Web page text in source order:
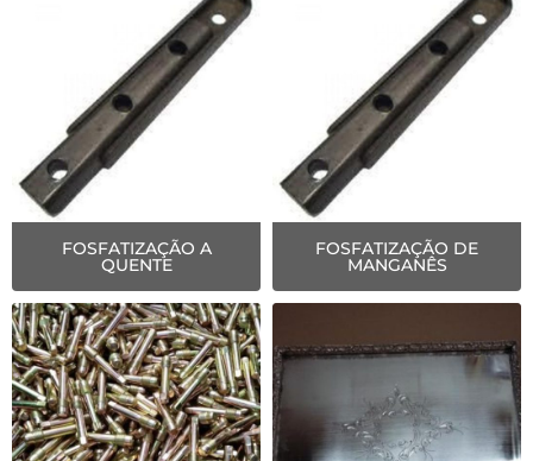
FOSFATIZAÇÃO A
QUENTE
FOSFATIZAÇÃO DE
MANGANÊS